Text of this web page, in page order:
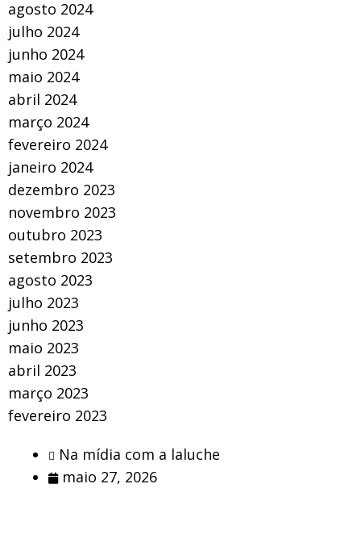
agosto 2024
julho 2024
junho 2024
maio 2024
abril 2024
março 2024
fevereiro 2024
janeiro 2024
dezembro 2023
novembro 2023
outubro 2023
setembro 2023
agosto 2023
julho 2023
junho 2023
maio 2023
abril 2023
março 2023
fevereiro 2023
Na mídia com a laluche
maio 27, 2026